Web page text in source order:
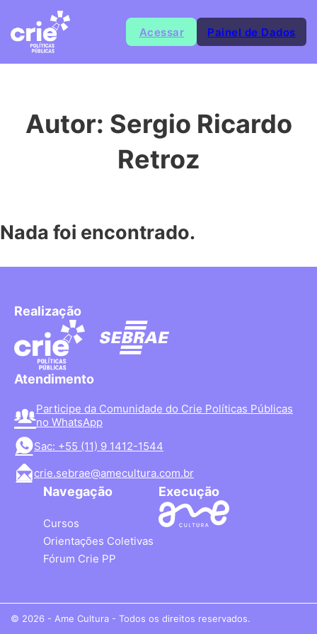
Acessar Painel de Dados
Autor: Sergio Ricardo
Retroz
Nada foi encontrado.
Realização
Atendimento
Participe da Comunidade do Crie Políticas Públicas
no WhatsApp
Sac: +55 (11) 9 1412-1544
crie.sebrae@amecultura.com.br
Navegação
Cursos
Orientações Coletivas
Fórum Crie PP
Execução
© 2026 - Ame Cultura - Todos os direitos reservados.